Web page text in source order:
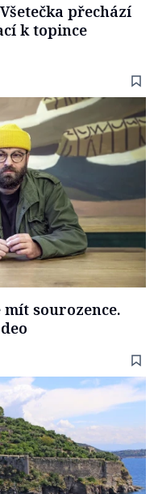
přechází
k topince
sourozence.